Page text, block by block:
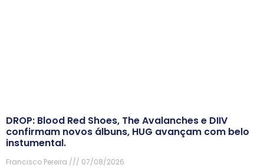
DROP: Blood Red Shoes, The Avalanches e DIIV
confirmam novos álbuns, HUG avançam com belo
instumental.
Francisco Pereira 07/08/2026